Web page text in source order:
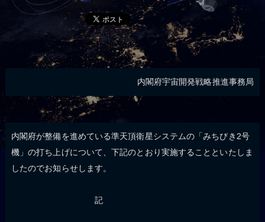
内閣府宇宙開発戦略推進事務局
内閣府が整備を進めている準天頂衛星システムの「みちびき2号
機」の打ち上げについて、下記のとおり実施することといたしま
したのでお知らせします。
記